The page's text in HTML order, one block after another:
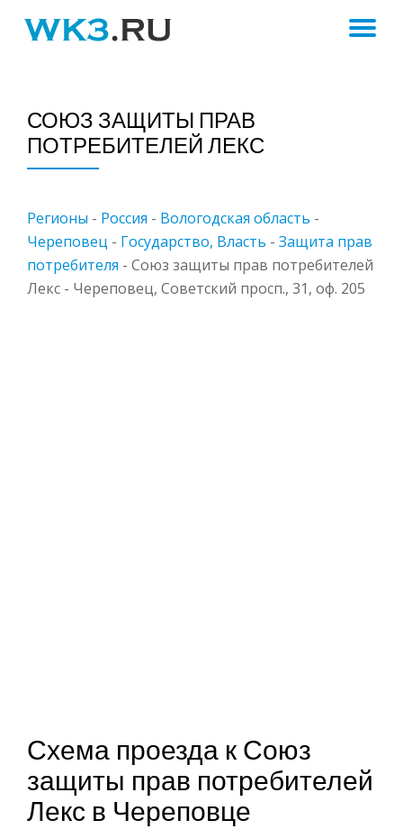
СОЮЗ ЗАЩИТЫ ПРАВ
ПОТРЕБИТЕЛЕЙ ЛЕКС
Регионы - Россия - Вологодская область -
Череповец - Государство, Власть - Защита прав
потребителя - Союз защиты прав потребителей
Лекс - Череповец, Советский просп., 31, оф. 205
Схема проезда к Союз
защиты прав потребителей
Лекс в Череповце